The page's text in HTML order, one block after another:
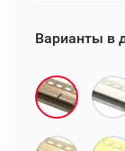
Варианты в